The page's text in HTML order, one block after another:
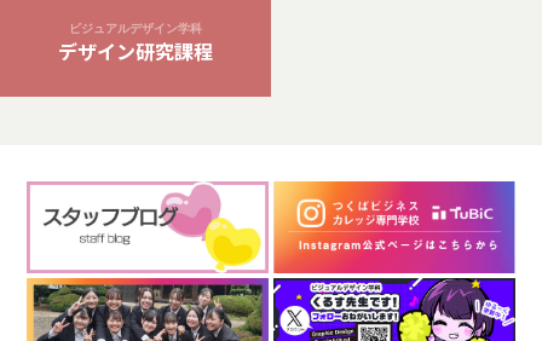
ビジュアルデザイン学科
デザイン研究課程